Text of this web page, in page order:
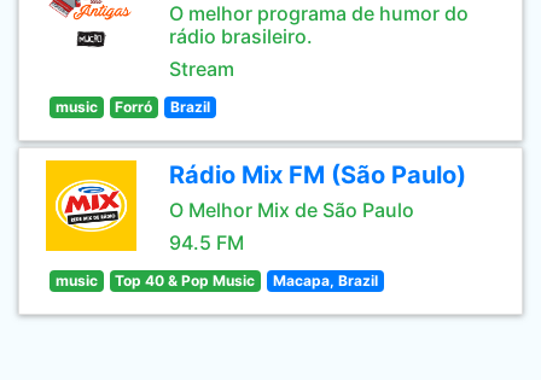
O melhor programa de humor do
rádio brasileiro.
Stream
music Forró Brazil
Rádio Mix FM (São Paulo)
O Melhor Mix de São Paulo
94.5 FM
music Top 40 & Pop Music Macapa, Brazil